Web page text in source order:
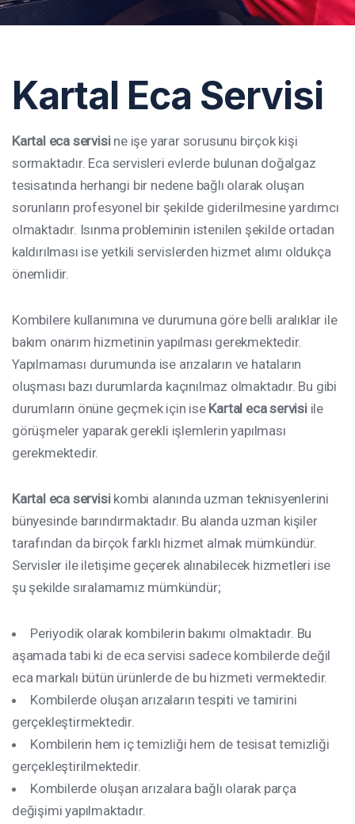
Kartal Eca Servisi
Kartal eca servisi ne işe yarar sorusunu birçok kişi
sormaktadır. Eca servisleri evlerde bulunan doğalgaz
tesisatında herhangi bir nedene bağlı olarak oluşan
sorunların profesyonel bir şekilde giderilmesine yardımcı
olmaktadır. Isınma probleminin istenilen şekilde ortadan
kaldırılması ise yetkili servislerden hizmet alımı oldukça
önemlidir.
Kombilere kullanımına ve durumuna göre belli aralıklar ile
bakım onarım hizmetinin yapılması gerekmektedir.
Yapılmaması durumunda ise arızaların ve hataların
oluşması bazı durumlarda kaçınılmaz olmaktadır. Bu gibi
durumların önüne geçmek için ise Kartal eca servisi ile
görüşmeler yaparak gerekli işlemlerin yapılması
gerekmektedir.
Kartal eca servisi kombi alanında uzman teknisyenlerini
bünyesinde barındırmaktadır. Bu alanda uzman kişiler
tarafından da birçok farklı hizmet almak mümkündür.
Servisler ile iletişime geçerek alınabilecek hizmetleri ise
şu şekilde sıralamamız mümkündür;
Periyodik olarak kombilerin bakımı olmaktadır. Bu
aşamada tabi ki de eca servisi sadece kombilerde değil
eca markalı bütün ürünlerde de bu hizmeti vermektedir.
Kombilerde oluşan arızaların tespiti ve tamirini
gerçekleştirmektedir.
Kombilerin hem iç temizliği hem de tesisat temizliği
gerçekleştirilmektedir.
Kombilerde oluşan arızalara bağlı olarak parça
değişimi yapılmaktadır.